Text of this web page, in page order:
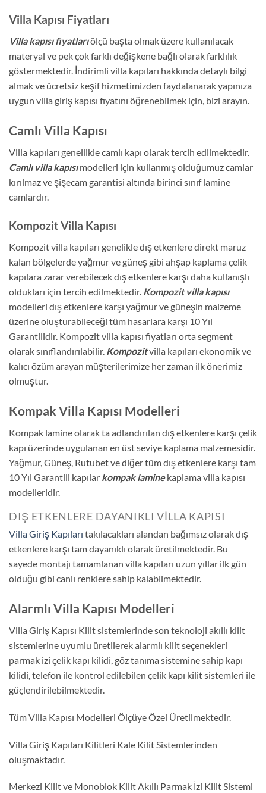
Villa Kapısı Fiyatları
Villa kapısı fiyatlarıölçü başta olmak üzere kullanılacak
materyal ve pek çok farklı değişkene bağlı olarak farklılık
göstermektedir. İndirimli villa kapıları hakkında detaylı bilgi
almak ve ücretsiz keşif hizmetimizden faydalanarak yapınıza
uygun villa giriş kapısı fiyatını öğrenebilmek için, bizi arayın.
Camlı Villa Kapısı
Villa kapıları genellikle camlı kapı olarak tercih edilmektedir.
Camlı villa kapısımodelleri için kullanmış olduğumuz camlar
kırılmaz ve şişecam garantisi altında birinci sınıf lamine
camlardır.
Kompozit Villa Kapısı
Kompozit villa kapıları genelikle dış etkenlere direkt maruz
kalan bölgelerde yağmur ve güneş gibi ahşap kaplama çelik
kapılara zarar verebilecek dış etkenlere karşı daha kullanışlı
oldukları için tercih edilmektedir. Kompozit villa kapısı
modelleri dış etkenlere karşı yağmur ve güneşin malzeme
üzerine oluşturabileceği tüm hasarlara karşı 10 Yıl
Garantilidir. Kompozit villa kapısı fiyatları orta segment
olarak sınıflandırılabilir. Kompozitvilla kapıları ekonomik ve
kalıcı özüm arayan müşterilerimize her zaman ilk önerimiz
olmuştur.
Kompak Villa Kapısı Modelleri
Kompak lamine olarak ta adlandırılan dış etkenlere karşı çelik
kapı üzerinde uygulanan en üst seviye kaplama malzemesidir.
Yağmur, Güneş, Rutubet ve diğer tüm dış etkenlere karşı tam
10 Yıl Garantili kapılar kompak laminekaplama villa kapısı
modelleridir.
DIŞ ETKENLERE DAYANIKLI VILLA KAPISI
Villa Giriş Kapıları takılacakları alandan bağımsız olarak dış
etkenlere karşı tam dayanıklı olarak üretilmektedir. Bu
sayede montajı tamamlanan villa kapıları uzun yıllar ilk gün
olduğu gibi canlı renklere sahip kalabilmektedir.
Alarmlı Villa Kapısı Modelleri
Villa Giriş Kapısı Kilit sistemlerinde son teknoloji akıllı kilit
sistemlerine uyumlu üretilerek alarmlı kilit seçenekleri
parmak izi çelik kapı kilidi, göz tanıma sistemine sahip kapı
kilidi, telefon ile kontrol edilebilen çelik kapı kilit sistemleri ile
güçlendirilebilmektedir.
Tüm Villa Kapısı Modelleri Ölçüye Özel Üretilmektedir.
Villa Giriş Kapıları Kilitleri Kale Kilit Sistemlerinden
oluşmaktadır.
Merkezi Kilit ve Monoblok Kilit Akıllı Parmak İzi Kilit Sistemi